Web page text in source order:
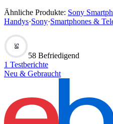
Ähnliche Produkte: Sony
Handys·Sony·Smartphones &
58
58 Befriedigend
1 Testberichte
Neu & Gebraucht